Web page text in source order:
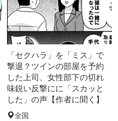
「セクハラ」を「ミス」で
撃退？ツインの部屋を予約
した上司、女性部下の切れ
味鋭い反撃にに「スカッと
した」の声【作者に聞く】
全国